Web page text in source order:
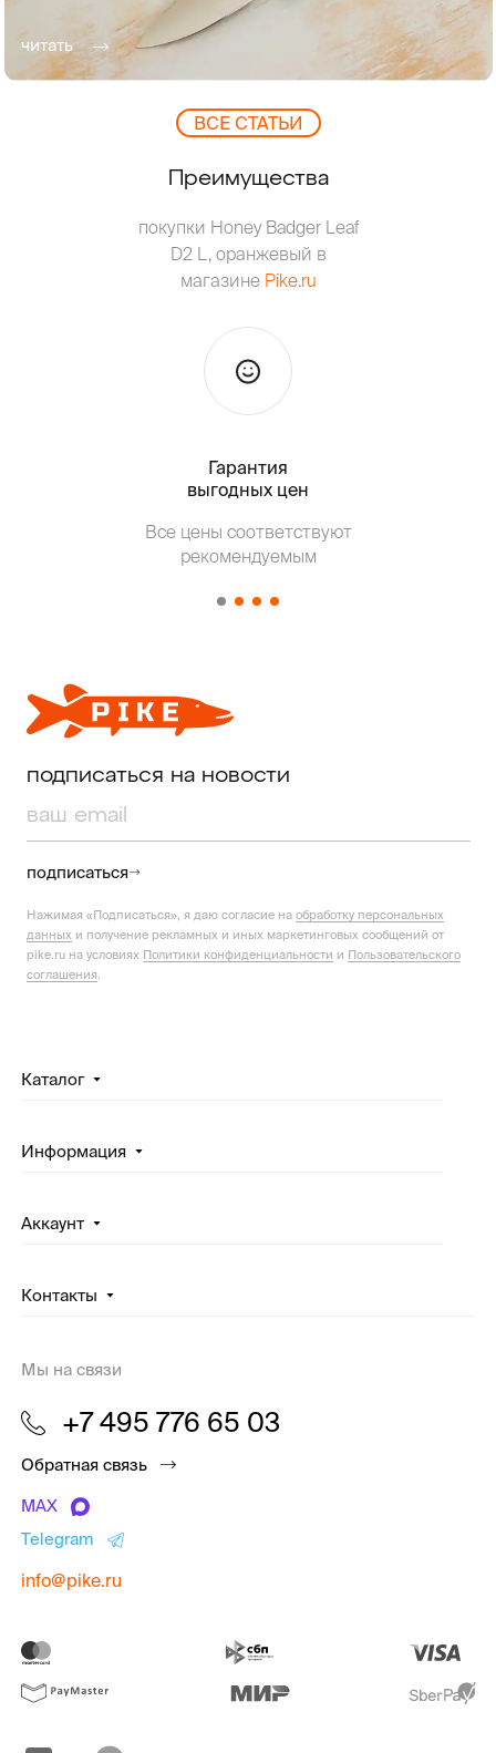
читать
ВCЕ СТАТЬИ
Преимущества
покупки Honey Badger Leaf
D2 L, оранжевый в
магазине Pike.ru
Гарантия
выгодных цен
Все цены соответствуют
рекомендуемым
подписаться на новости
подписаться
Нажимая «Подписаться», я даю согласие на обработку персональных
данных и получение рекламных и иных маркетинговых сообщений от
pike.ru на условиях Политики конфиденциальности и Пользовательского
соглашения
Каталог
Информация
Аккаунт
Контакты
Мы на связи
+7 495 776 65 03
Обратная связь
MAX
Telegram
info@pike.ru